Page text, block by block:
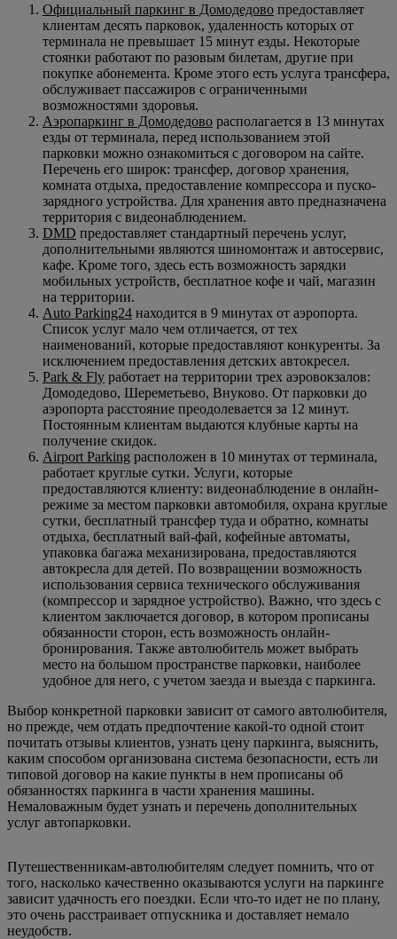
Официальный паркинг в Домодедово предоставляет
клиентам десять парковок, удаленность которых от
терминала не превышает 15 минут езды. Некоторые
стоянки работают по разовым билетам, другие при
покупке абонемента. Кроме этого есть услуга трансфера,
обслуживает пассажиров с ограниченными
возможностями здоровья.
Аэропаркинг в Домодедово располагается в 13 минутах
езды от терминала, перед использованием этой
парковки можно ознакомиться с договором на сайте.
Перечень его широк: трансфер, договор хранения,
комната отдыха, предоставление компрессора и пуско-
зарядного устройства. Для хранения авто предназначена
территория с видеонаблюдением.
DMD предоставляет стандартный перечень услуг,
дополнительными являются шиномонтаж и автосервис,
кафе. Кроме того, здесь есть возможность зарядки
мобильных устройств, бесплатное кофе и чай, магазин
на территории.
Auto Parking24 находится в 9 минутах от аэропорта.
Список услуг мало чем отличается, от тех
наименований, которые предоставляют конкуренты. За
исключением предоставления детских автокресел.
Park & Fly работает на территории трех аэровокзалов:
Домодедово, Шереметьево, Внуково. От парковки до
аэропорта расстояние преодолевается за 12 минут.
Постоянным клиентам выдаются клубные карты на
получение скидок.
Airport Parking расположен в 10 минутах от терминала,
работает круглые сутки. Услуги, которые
предоставляются клиенту: видеонаблюдение в онлайн-
режиме за местом парковки автомобиля, охрана круглые
сутки, бесплатный трансфер туда и обратно, комнаты
отдыха, бесплатный вай-фай, кофейные автоматы,
упаковка багажа механизирована, предоставляются
автокресла для детей. По возвращении возможность
использования сервиса технического обслуживания
(компрессор и зарядное устройство). Важно, что здесь с
клиентом заключается договор, в котором прописаны
обязанности сторон, есть возможность онлайн-
бронирования. Также автолюбитель может выбрать
место на большом пространстве парковки, наиболее
удобное для него, с учетом заезда и выезда с паркинга.
Выбор конкретной парковки зависит от самого автолюбителя,
но прежде, чем отдать предпочтение какой-то одной стоит
почитать отзывы клиентов, узнать цену паркинга, выяснить,
каким способом организована система безопасности, есть ли
типовой договор на какие пункты в нем прописаны об
обязанностях паркинга в части хранения машины.
Немаловажным будет узнать и перечень дополнительных
услуг автопарковки.
Путешественникам-автолюбителям следует помнить, что от
того, насколько качественно оказываются услуги на паркинге
зависит удачность его поездки. Если что-то идет не по плану,
это очень расстраивает отпускника и доставляет немало
неудобств.